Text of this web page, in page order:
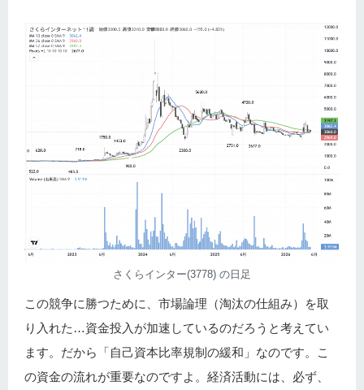
さくらインター(3778) の日足
この競争に勝つために、市場論理（淘汰の仕組み）を取
り入れた…資金投入が加速しているのだろうと考えてい
ます。だから「自己資本比率規制の緩和」なのです。こ
の資金の流れが重要なのですよ。経済活動には、必ず、